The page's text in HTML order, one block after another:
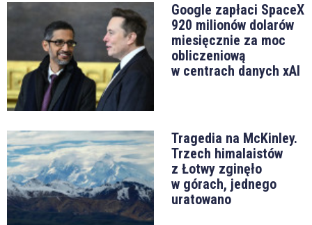
Google zapłaci SpaceX
920 milionów dolarów
miesięcznie za moc
obliczeniową
w centrach danych xAI
Tragedia na McKinley.
Trzech himalaistów
z Łotwy zginęło
w górach, jednego
uratowano